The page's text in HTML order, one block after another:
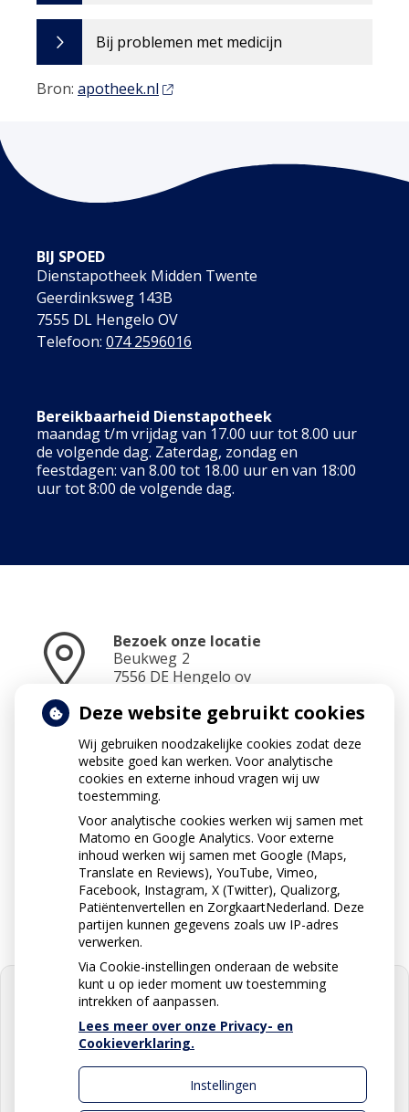
Bij problemen met medicijn
Bron: apotheek.nl
BIJ SPOED
Dienstapotheek Midden Twente
Geerdinksweg 143B
7555 DL Hengelo OV
Telefoon: 074 2596016
Bereikbaarheid Dienstapotheek
maandag t/m vrijdag van 17.00 uur tot 8.00 uur
de volgende dag. Zaterdag, zondag en
feestdagen: van 8.00 tot 18.00 uur en van 18:00
uur tot 8:00 de volgende dag.
Bezoek onze locatie
Beukweg 2
7556 DE Hengelo ov
Neem contact op
074 2912424
Stuur ons een e-mail
apotheek@apotheekdutmer.nl
U heeft geen toestemming gegeven
voorexterne inhouddie nodig is om
dit te zien.
Deze website gebruikt cookies
Wij gebruiken noodzakelijke cookies zodat deze
website goed kan werken. Voor analytische
cookies en externe inhoud vragen wij uw
toestemming.
Voor analytische cookies werken wij samen met
Matomo en Google Analytics. Voor externe
inhoud werken wij samen met Google (Maps,
Translate en Reviews), YouTube, Vimeo,
Facebook, Instagram, X (Twitter), Qualizorg,
Patiëntenvertellen en ZorgkaartNederland. Deze
partijen kunnen gegevens zoals uw IP-adres
verwerken.
Via Cookie-instellingen onderaan de website
kunt u op ieder moment uw toestemming
intrekken of aanpassen.
Lees meer over onze Privacy- en
Cookieverklaring.
Instellingen